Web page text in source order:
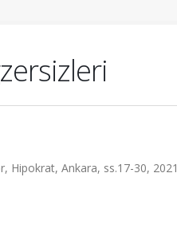
Hipokrat, Ankara, ss.17-30, 2021